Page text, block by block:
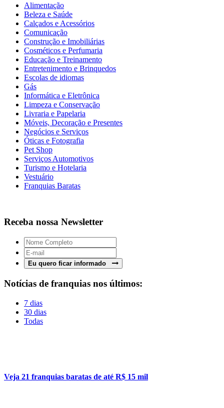
Alimentação
Beleza e Saúde
Calçados e Acessórios
Comunicação
Construção e Imobiliárias
Cosméticos e Perfumaria
Educação e Treinamento
Entretenimento e Brinquedos
Escolas de idiomas
Gás
Informática e Eletrônica
Limpeza e Conservação
Livraria e Papelaria
Móveis, Decoração e Presentes
Negócios e Serviços
Óticas e Fotografia
Pet Shop
Serviços Automotivos
Turismo e Hotelaria
Vestuário
Franquias Baratas
Receba nossa Newsletter
Eu quero ficar informado
Notícias de franquias nos últimos:
7 dias
30 dias
Todas
Veja 21 franquias baratas de até R$ 15 mil